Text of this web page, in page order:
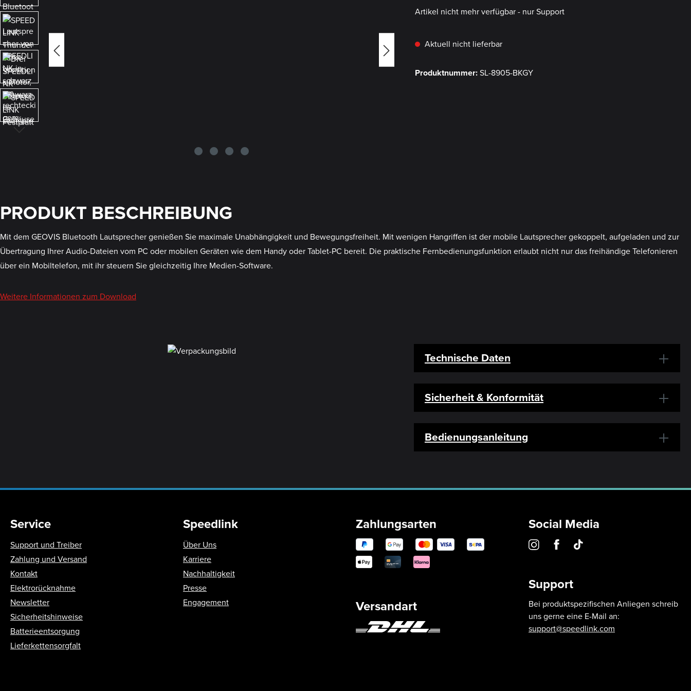
Artikel nicht mehr verfügbar - nur Support
Aktuell nicht lieferbar
Produktnummer:SL-8905-BKGY
PRODUKT BESCHREIBUNG
Mit dem GEOVIS Bluetooth Lautsprecher genießen Sie maximale Unabhängigkeit und Bewegungsfreiheit. Mit wenigen Hangriffen ist der mobile Lautsprecher gekoppelt, aufgeladen und zur
Übertragung Ihrer Audio-Dateien vom PC oder mobilen Geräten wie dem Handy oder Tablet-PC bereit. Die praktische Fernbedienungsfunktion erlaubt nicht nur das freihändige Telefonieren
über ein Mobiltelefon, mit ihr steuern Sie gleichzeitig Ihre Medien-Software.
Weitere Informationen zum Download
Technische Daten
Sicherheit & Konformität
Bedienungsanleitung
Service
Support und Treiber
Zahlung und Versand
Kontakt
Elektrorücknahme
Newsletter
Sicherheitshinweise
Batterieentsorgung
Lieferkettensorgfalt
Speedlink
Über Uns
Karriere
Nachhaltigkeit
Presse
Engagement
Zahlungsarten
Versandart
Social Media
Support
Bei produktspezifischen Anliegen schreib
uns gerne eine E-Mail an:
support@speedlink.com